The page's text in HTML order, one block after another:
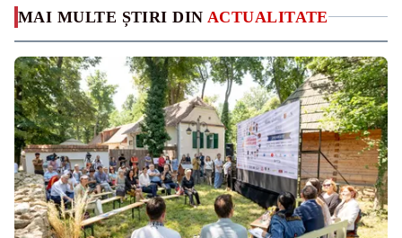
MAI MULTE ȘTIRI DIN ACTUALITATE